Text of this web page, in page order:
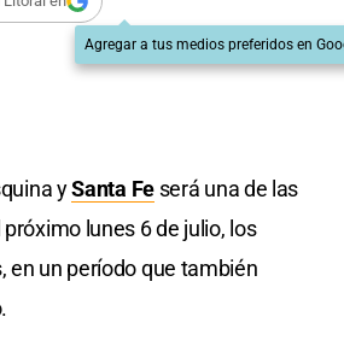
Agregar a tus medios preferidos en
ySanta Feserá una de las
lunes 6 de julio, los
en un período que también